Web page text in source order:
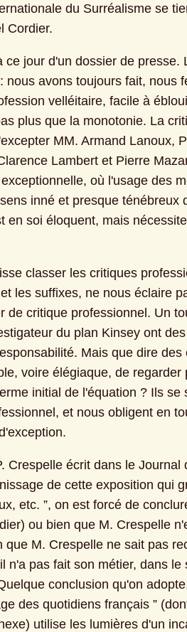
du Surréalisme se
Cordier.
ce jour d'un dossier de presse.
nous avons toujours fait, nous
velléitaire, facile à
plus que la monotonie. La
MM. Armand Lanoux,
Lambert et Pierre
où l'usage des
inné et presque ténébreux
en soi éloquent, mais
classer les critiques
les suffixes, ne nous éclaire
de critique professionnel. Un
du plan Kinsey ont
Mais que dire
voire élégiaque, de regarder
initial de l'équation ? Ils
et nous obligent en
Crespelle écrit dans le Journal
de cette exposition qui
etc. ”, on est forcé de
ou bien que M. Crespelle
que M. Crespelle ne sait pas
n'a pas fait son métier, dans
conclusion qu'on
des quotidiens français ”
utilise les lumières d'un